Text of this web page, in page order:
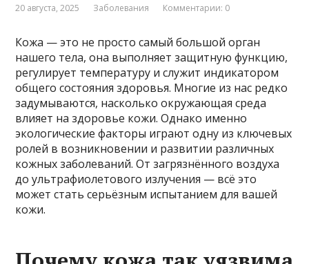
20 августа, 2025 Заболевания Комментарии: 0
Кожа — это не просто самый большой орган
нашего тела, она выполняет защитную функцию,
регулирует температуру и служит индикатором
общего состояния здоровья. Многие из нас редко
задумываются, насколько окружающая среда
влияет на здоровье кожи. Однако именно
экологические факторы играют одну из ключевых
ролей в возникновении и развитии различных
кожных заболеваний. От загрязнённого воздуха
до ультрафиолетового излучения — всё это
может стать серьёзным испытанием для вашей
кожи.